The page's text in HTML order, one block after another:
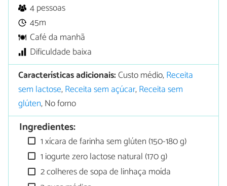
4 pessoas
45m
Café da manhã
Dificuldade baixa
Características adicionais:Custo médio,Receita
sem lactose,Receita sem açúcar,Receita sem
glúten, No forno
Ingredientes:
1 xícara de farinha sem glúten (150-180 g)
1 iogurte zero lactose natural (170 g)
2 colheres de sopa de linhaça moída